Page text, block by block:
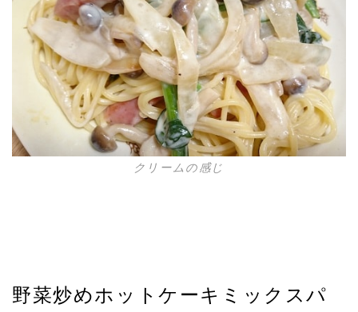
クリームの感じ
野菜炒めホットケーキミックスパ